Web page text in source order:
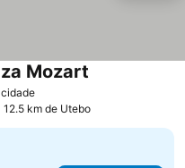
Mozart
12.5 km de Utebo